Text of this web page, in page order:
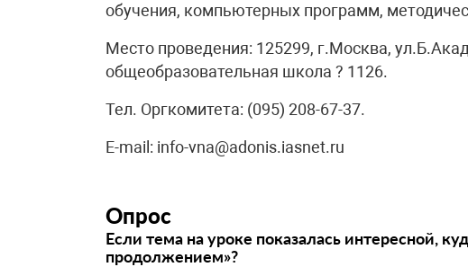
обучения, компьютерных программ,
Место проведения: 125299, г.Москва,
общеобразовательная школа ? 1126.
Тел. Оргкомитета: (095) 208-67-37.
E-mail: info-vna@adonis.iasnet.ru
Опрос
Если тема на уроке показалась интересной,
продолжением»?